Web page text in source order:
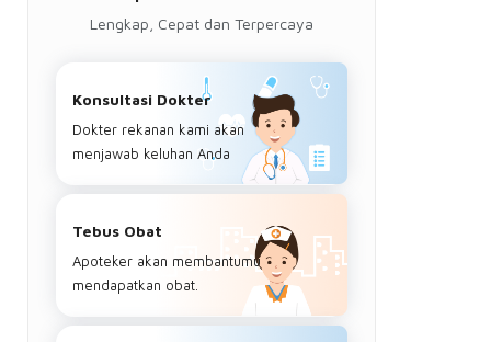
Lengkap, Cepat dan Terpercaya
Konsultasi Dokter
Dokter rekanan kami akan
menjawab keluhan Anda
Tebus Obat
Apoteker akan membantumu
mendapatkan obat.